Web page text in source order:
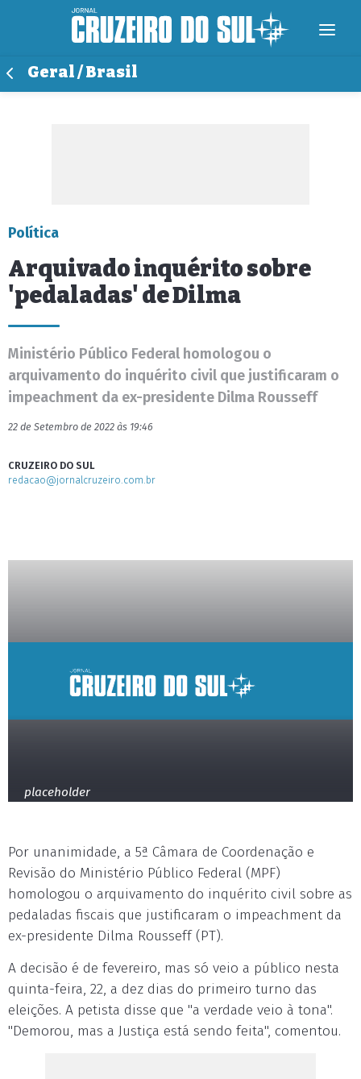
Geral / Brasil
Política
Arquivado inquérito sobre
'pedaladas' de Dilma
Ministério Público Federal homologou o
arquivamento do inquérito civil que justificaram o
impeachment da ex-presidente Dilma Rousseff
22 de Setembro de 2022 às 19:46
CRUZEIRO DO SUL
redacao@jornalcruzeiro.com.br
placeholder
Por unanimidade, a 5ª Câmara de Coordenação e
Revisão do Ministério Público Federal (MPF)
homologou o arquivamento do inquérito civil sobre as
pedaladas fiscais que justificaram o impeachment da
ex-presidente Dilma Rousseff (PT).
A decisão é de fevereiro, mas só veio a público nesta
quinta-feira, 22, a dez dias do primeiro turno das
eleições. A petista disse que "a verdade veio à tona".
"Demorou, mas a Justiça está sendo feita", comentou.